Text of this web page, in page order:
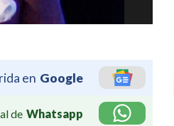
en Google
de Whatsapp